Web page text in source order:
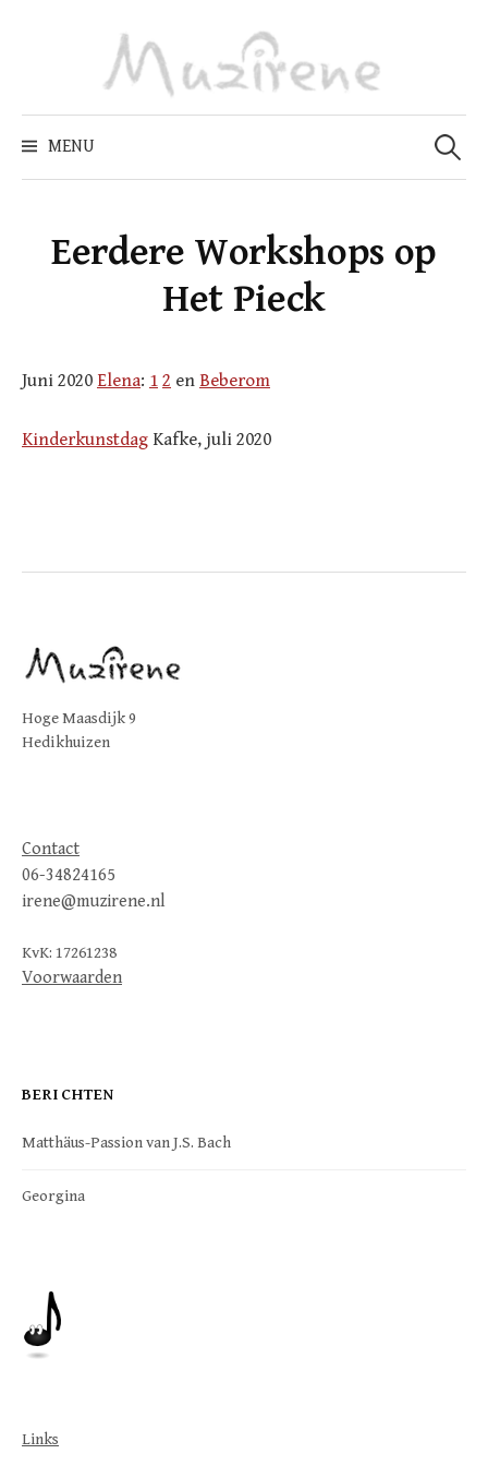
MENU
Zoeken
naar:
Eerdere Workshops op
Het Pieck
Juni 2020 Elena: 1 2 en Beberom
Kinderkunstdag Kafke, juli 2020
Hoge Maasdijk 9
Hedikhuizen
Contact
06-34824165
irene@muzirene.nl
KvK: 17261238
Voorwaarden
BERICHTEN
Matthäus-Passion van J.S. Bach
Georgina
Links